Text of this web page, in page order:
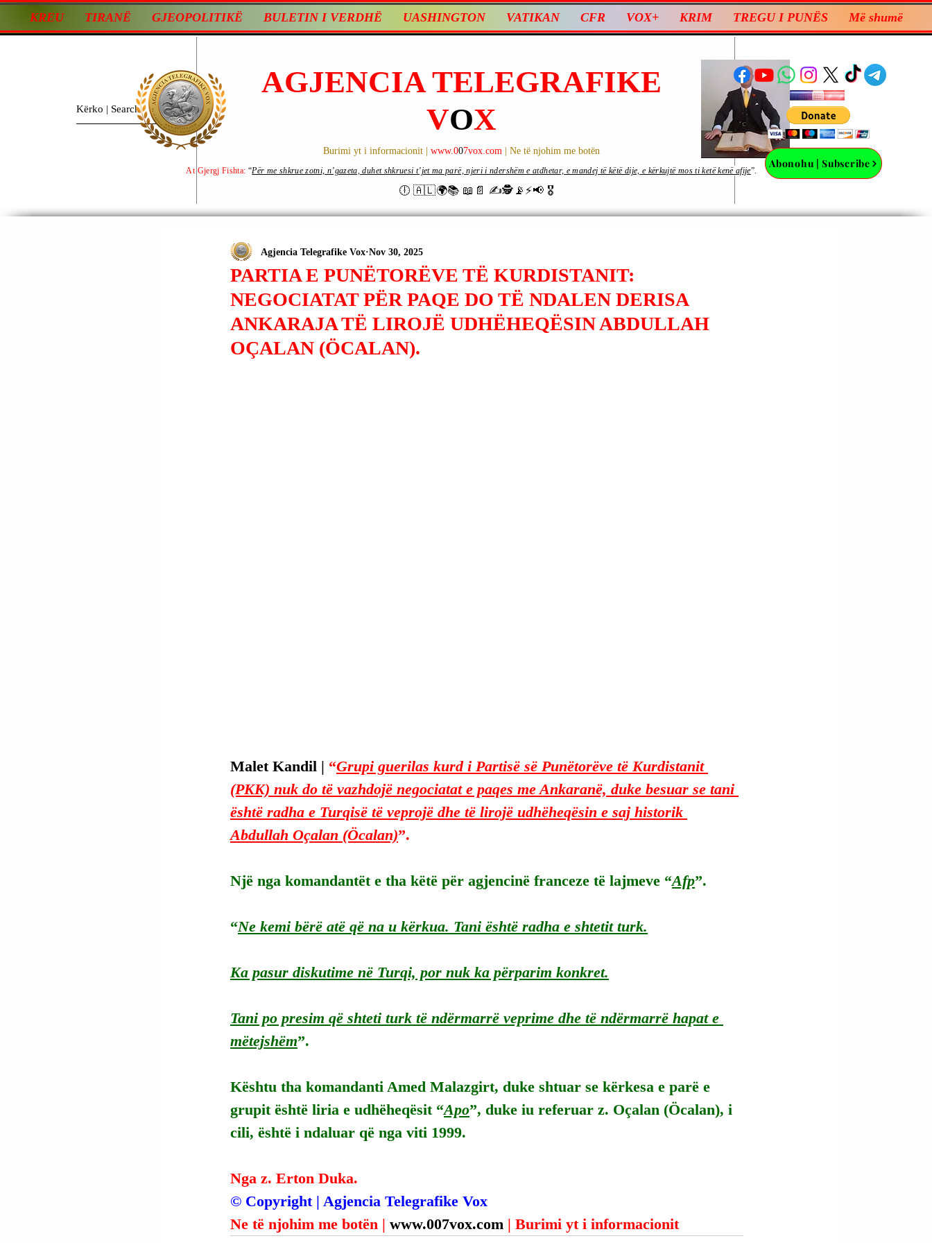
KREU TIRANË GJEOPOLITIKË BULETIN I VERDHË UASHINGTON VATIKAN CFR VOX+ KRIM TREGU I PUNËS Më shumë
AGJENCIA TELEGRAFIKE
VOX
Burimi yt i informacionit | www.007vox.com | Ne të njohim me botën
🕕 🇦🇱🌍📚 📖📄 ✍🕵️📡⚡️📢 🎖
Abonohu | Subscribe
At Gjergj Fishta: “Për me shkrue zotni, n’gazeta, duhet shkruesi t’jet ma parë, njeri i ndershëm e atdhetar, e mandej të këtë dije, e kërkujtë mos ti ketë kenë afije”.
PARTIA E PUNËTORËVE TË KURDISTANIT:
NEGOCIATAT PËR PAQE DO TË NDALEN DERISA
ANKARAJA TË LIROJË UDHËHEQËSIN ABDULLAH
OÇALAN (ÖCALAN).
Agjencia Telegrafike Vox Nov 30, 2025
Malet Kandil | “Grupi guerilas kurd i Partisë së Punëtorëve të Kurdistanit
(PKK) nuk do të vazhdojë negociatat e paqes me Ankaranë, duke besuar se tani
është radha e Turqisë të veprojë dhe të lirojë udhëheqësin e saj historik
Abdullah Oçalan (Öcalan)”.
Një nga komandantët e tha këtë për agjencinë franceze të lajmeve “Afp”.
“Ne kemi bërë atë që na u kërkua. Tani është radha e shtetit turk.
Ka pasur diskutime në Turqi, por nuk ka përparim konkret.
Tani po presim që shteti turk të ndërmarrë veprime dhe të ndërmarrë hapat e
mëtejshëm”.
Kështu tha komandanti Amed Malazgirt, duke shtuar se kërkesa e parë e
grupit është liria e udhëheqësit “Apo”, duke iu referuar z. Oçalan (Öcalan), i
cili, është i ndaluar që nga viti 1999.
Nga z. Erton Duka.
© Copyright | Agjencia Telegrafike Vox
Ne të njohim me botën | www.007vox.com | Burimi yt i informacionit